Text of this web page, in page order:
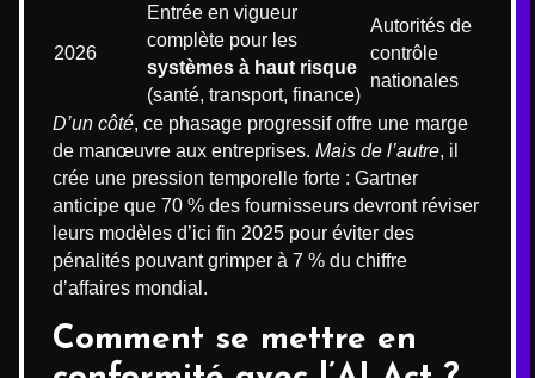
2026
Entrée en vigueur
complète pour les
systèmes à haut risque
(santé, transport, finance)
Autorités de
contrôle
nationales
D’un côté, ce phasage progressif offre une marge
de manœuvre aux entreprises. Mais de l’autre, il
crée une pression temporelle forte : Gartner
anticipe que 70 % des fournisseurs devront réviser
leurs modèles d’ici fin 2025 pour éviter des
pénalités pouvant grimper à 7 % du chiffre
d’affaires mondial.
Comment se mettre en